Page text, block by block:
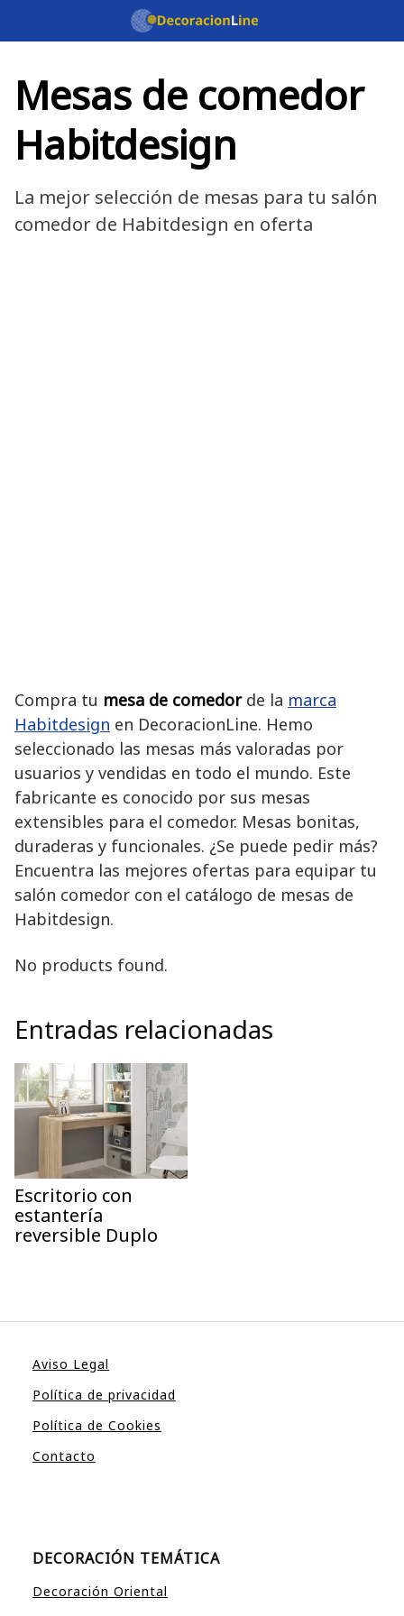
Mesas de comedor
Habitdesign
La mejor selección de mesas para tu salón
comedor de Habitdesign en oferta
Compra tu mesa de comedorde la marca
Habitdesign en DecoracionLine. Hemo
seleccionado las mesas más valoradas por
usuarios y vendidas en todo el mundo. Este
fabricante es conocido por sus mesas
extensibles para el comedor. Mesas bonitas,
duraderas y funcionales. ¿Se puede pedir más?
Encuentra las mejores ofertas para equipar tu
salón comedor con el catálogo de mesas de
Habitdesign.
No products found.
Entradas relacionadas
Escritorio con
estantería
reversible Duplo
Aviso Legal
Política de privacidad
Política de Cookies
Contacto
DECORACIÓN TEMÁTICA
Decoración Oriental